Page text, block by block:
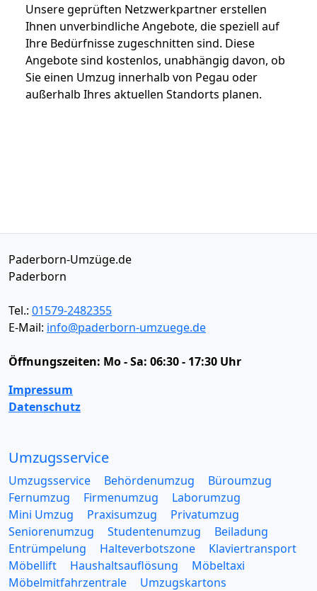
Unsere geprüften Netzwerkpartner erstellen
Ihnen unverbindliche Angebote, die speziell auf
Ihre Bedürfnisse zugeschnitten sind. Diese
Angebote sind kostenlos, unabhängig davon, ob
Sie einen Umzug innerhalb von Pegau oder
außerhalb Ihres aktuellen Standorts planen.
Paderborn-Umzüge.de
Paderborn
Tel.: 01579-2482355
E-Mail: info@paderborn-umzuege.de
Öffnungszeiten: Mo - Sa: 06:30 - 17:30 Uhr
Impressum
Datenschutz
Umzugsservice
Umzugsservice Behördenumzug
Büroumzug
Fernumzug
Firmenumzug
Laborumzug
Mini Umzug
Praxisumzug
Privatumzug
Seniorenumzug
Studentenumzug
Beiladung
Entrümpelung
Halteverbotszone
Klaviertransport
Möbellift
Haushaltsauflösung
Möbeltaxi
Möbelmitfahrzentrale
Umzugskartons